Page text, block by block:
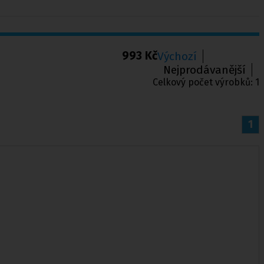
993 KčVýchozí
Nejprodávanější
Celkový počet výrobků: 1
1